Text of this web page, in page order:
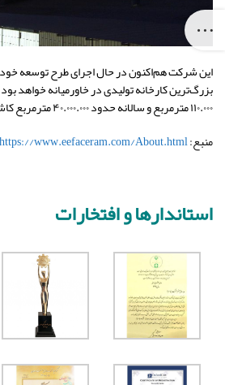
این شرکت هم‌اکنون در حال اجرای طرح توسعه خود
بزرگ‌ترین کارخانه تولیدی در خاورمیانه خواهد
۱۱۰.۰۰۰ مترمربع و سالانه حدود ۴۰.۰۰۰.۰۰۰ مترمربع کاشی تولید نماید.
منبع:https://www.eefaceram.com/About.html
استاندارها و افتخارات